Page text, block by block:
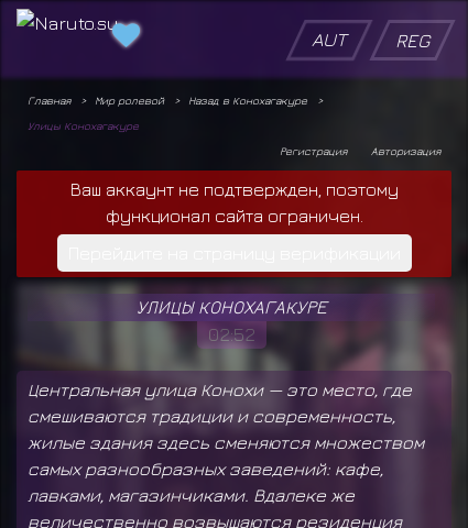
AUT REG
Главная Мир ролевой
Назад в Конохагакуре
Улицы Конохагакуре
Авторизация
Регистрация
Ваш аккаунт не подтвержден, поэтому
функционал сайта ограничен.
УЛИЦЫ КОНОХАГАКУРЕ
02:52
Центральная улица Конохи — это место, где
смешиваются традиции и современность,
жилые здания здесь сменяются множеством
самых разнообразных заведений: кафе,
лавками, магазинчиками. Вдалеке же
величественно возвышаются резиденция